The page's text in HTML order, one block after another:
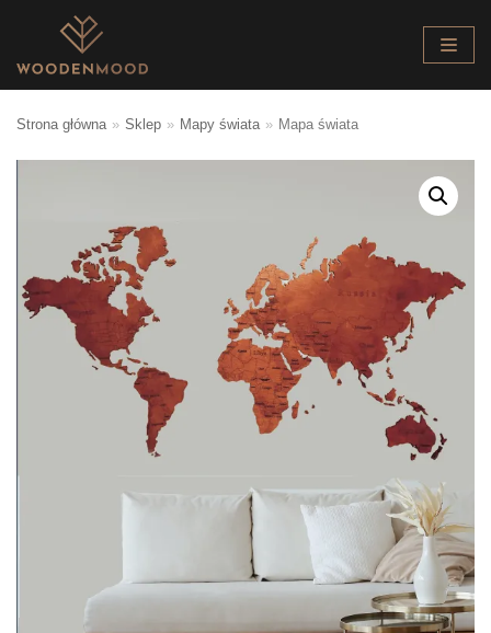
Strona główna » Sklep » Mapy świata » Mapa świata